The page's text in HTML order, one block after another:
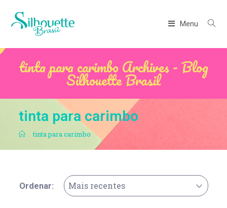
Menu
tinta para carimbo Archives - Blog
Silhouette Brasil
tinta para carimbo
. tinta para carimbo
Ordenar: Mais recentes